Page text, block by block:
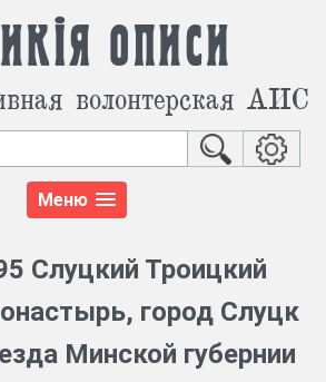
описи
волонтерская АИС
Меню
Слуцкий Троицкий
город Слуцк
Минской губернии